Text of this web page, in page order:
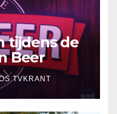
tijdens de
Beer
TVKRANT